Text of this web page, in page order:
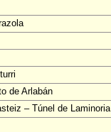
de Arlabán
– Túnel de Laminoria